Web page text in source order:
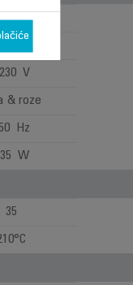
230 V
& roze
50 Hz
35 W
35